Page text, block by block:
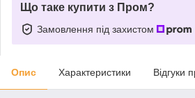
Що таке купити з Пром?
Замовлення під захистом
Опис Характеристики Відгуки